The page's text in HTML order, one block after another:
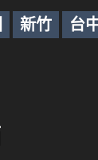
新竹 台